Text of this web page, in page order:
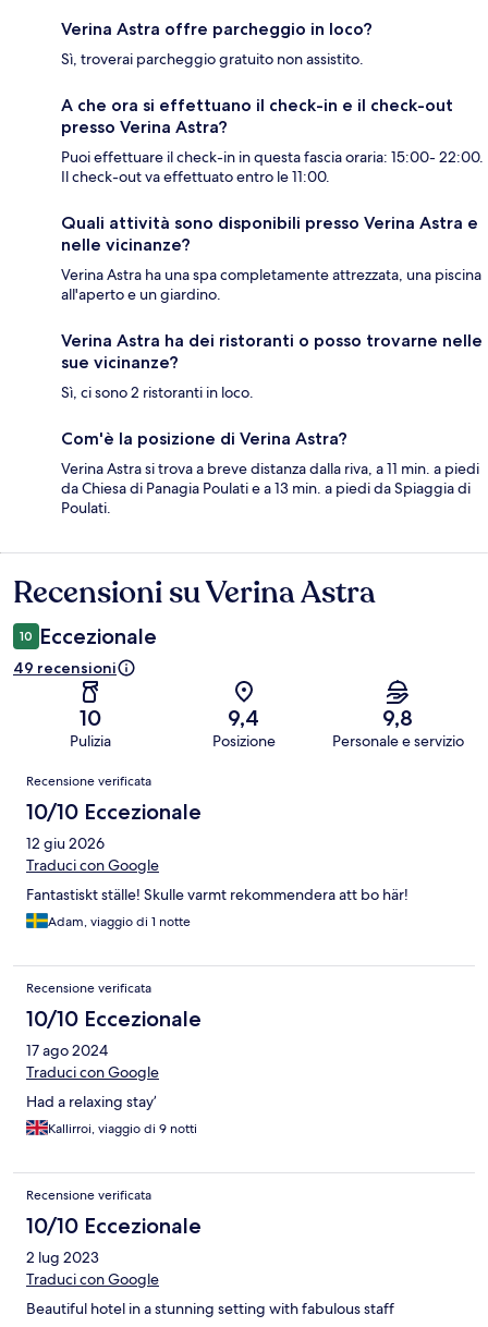
Verina Astra offre parcheggio in loco?
Sì, troverai parcheggio gratuito non assistito.
A che ora si effettuano il check-in e il check-out
presso Verina Astra?
Puoi effettuare il check-in in questa fascia oraria: 15:00- 22:00.
Il check-out va effettuato entro le 11:00.
Quali attività sono disponibili presso Verina Astra e
nelle vicinanze?
Verina Astra ha una spa completamente attrezzata, una piscina
all'aperto e un giardino.
Verina Astra ha dei ristoranti o posso trovarne nelle
sue vicinanze?
Sì, ci sono 2 ristoranti in loco.
Com'è la posizione di Verina Astra?
Verina Astra si trova a breve distanza dalla riva, a 11 min. a piedi
da Chiesa di Panagia Poulati e a 13 min. a piedi da Spiaggia di
Poulati.
Recensioni
Recensioni su Verina Astra
10 Eccezionale
49 recensioni
10
Pulizia
9,4
Posizione
9,8
Personale e servizio
Recensioni
Recensione verificata
10/10 Eccezionale
12 giu 2026
Traduci con Google
Fantastiskt ställe! Skulle varmt rekommendera att bo här!
Adam, viaggio di 1 notte
Recensione verificata
10/10 Eccezionale
17 ago 2024
Traduci con Google
Had a relaxing stay’
Kallirroi, viaggio di 9 notti
Recensione verificata
10/10 Eccezionale
2 lug 2023
Traduci con Google
Beautiful hotel in a stunning setting with fabulous staff